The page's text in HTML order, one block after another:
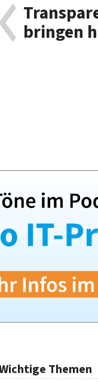
bringen
Themen